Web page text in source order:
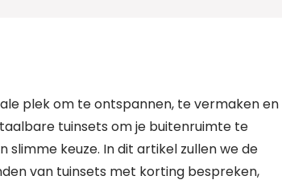
plek om te ontspannen, te vermaken en
tuinsets om je buitenruimte te
keuze. In dit artikel zullen we de
van tuinsets met korting bespreken,